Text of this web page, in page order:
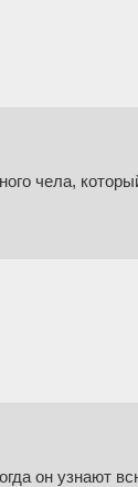
чела,
он узнают